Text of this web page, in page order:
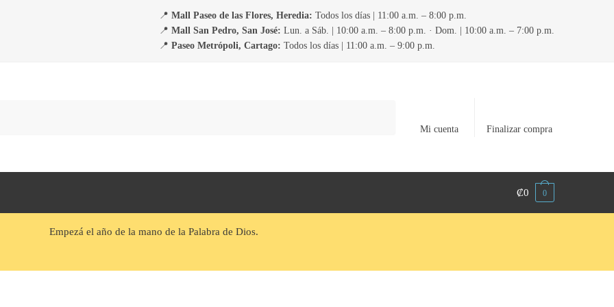
📍 Mall Paseo de las Flores, Heredia: Todos los días | 11:00 a.m. – 8:00 p.m.
📍 Mall San Pedro, San José: Lun. a Sáb. | 10:00 a.m. – 8:00 p.m. · Dom. | 10:00 a.m. – 7:00 p.m.
📍 Paseo Metrópoli, Cartago: Todos los días | 11:00 a.m. – 9:00 p.m.
Mi cuenta Finalizar compra
₡0 0
Empezá el año de la mano de la Palabra de Dios.